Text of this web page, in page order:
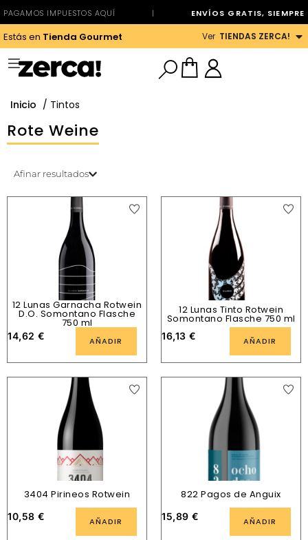
PAGAMOS IMPUESTOS AQUÍ | ENVÍOS GRATIS, SIEMPRE
Estás en Tienda Gourmet Ver TIENDAS ZERCA!
Inicio / Tintos
Rote Weine
Afinar resultados
12 Lunas Garnacha Rotwein
D.O. Somontano Flasche
750 ml
14,62 € AÑADIR
12 Lunas Tinto Rotwein
Somontano Flasche 750 ml
16,13 € AÑADIR
3404 Pirineos Rotwein
10,58 € AÑADIR
822 Pagos de Anguix
15,89 € AÑADIR